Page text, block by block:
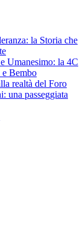
la Storia che
Umanesimo: la 4C
Bembo
realtà del Foro
una passeggiata